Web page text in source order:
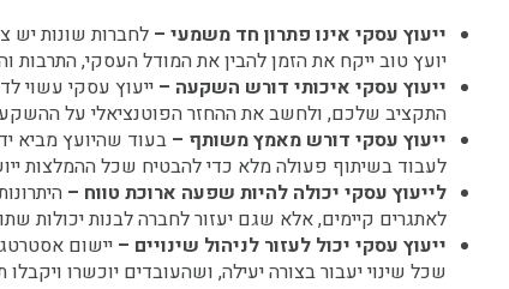
ייעוץ עסקי אינו פתרון חד משמעי – לחברות שונות יש
יועץ טוב ייקח את הזמן להבין את המודל העסקי,
ייעוץ עסקי איכותי דורש השקעה – ייעוץ עסקי עשוי
התקציב שלכם, ולחשב את ההחזר הפוטנציאלי על
ייעוץ עסקי דורש מאמץ משותף – בעוד שהיועץ מביא
לעבוד בשיתוף פעולה מלא כדי להבטיח שכל ההמלצות
לייעוץ עסקי יכולה להיות שפעה ארוכת טווח –
לאתגרים קיימים, אלא שגם יעזור לחברה לבנות יכולות
ייעוץ עסקי יכול לעזור לניהול שינויים – יישום
שכל שינוי יעבור בצורה יעילה, ושהעובדים יוכשרו